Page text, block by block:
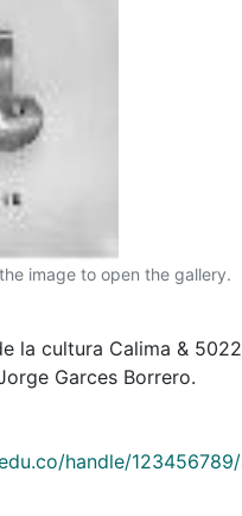
image to open the gallery.
la cultura Calima &
Garces Borrero.
handle/